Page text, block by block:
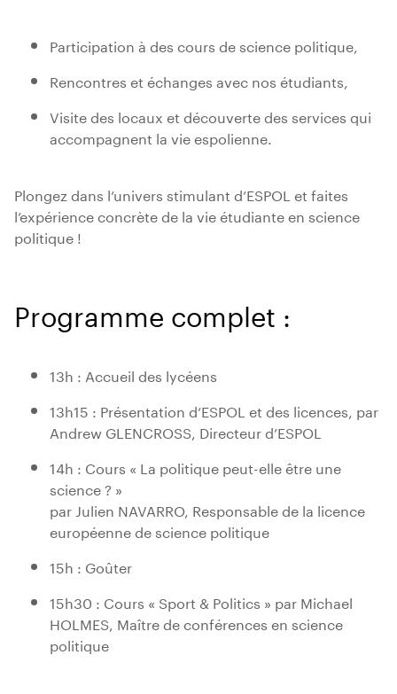
Participation à des cours de science politique,
Rencontres et échanges avec nos étudiants,
Visite des locaux et découverte des services qui
accompagnent la vie espolienne.
Plongez dans l’univers stimulant d’ESPOL et faites
l’expérience concrète de la vie étudiante en science
politique !
Programme complet :
13h : Accueil des lycéens
13h15 : Présentation d’ESPOL et des licences, par
Andrew GLENCROSS, Directeur d’ESPOL
14h : Cours « La politique peut-elle être une
science ? »
par Julien NAVARRO, Responsable de la licence
européenne de science politique
15h : Goûter
15h30 : Cours « Sport & Politics » par Michael
HOLMES, Maître de conférences en science
politique